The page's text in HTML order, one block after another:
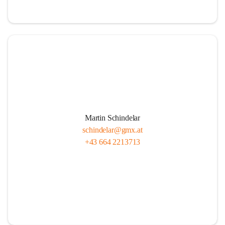
Martin Schindelar
schindelar@gmx.at
+43 664 2213713